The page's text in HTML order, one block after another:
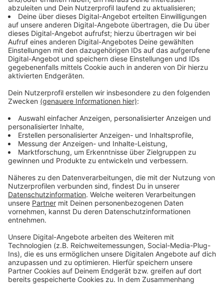
©picture alliance/dpa | Fabian Sommer
Der Shoppingwahn nimmt im November deutlich an
Fahrt auf. Das Weihnachtsfest steht vor der Tür.
Fünf Tipps für ein sicheres Shopping-
Erlebnis
Anzeige
Immer wieder fallen Menschen - vor allem beim
Online-Shopping - aufFakeshopsrein. Die
Verbraucherzentrale bietet einen kostenlosen
Fakeshop-Finder
Shop, der gerade besonders günstig Dinge
anbietet, vertraut werden darf.
Manchmal sind Sachen gar nicht günstiger, obwohl
es angeblich Rabatte gibt, denn oft ändern sich